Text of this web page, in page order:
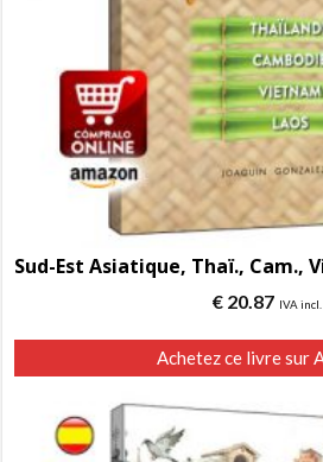
€ 20.87 IVA incl.
Achetez ce livre sur